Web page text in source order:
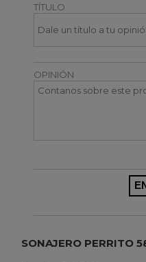
TÍTULO
OPINIÓN
SONAJERO PERRITO